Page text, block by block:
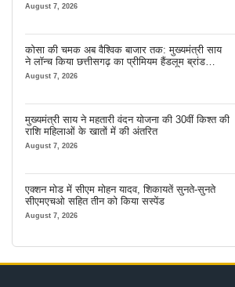
August 7, 2026
कोसा की चमक अब वैश्विक बाजार तक: मुख्यमंत्री साय
ने लॉन्च किया छत्तीसगढ़ का प्रीमियम हैंडलूम ब्रांड
‘कोशल फैब’
August 7, 2026
मुख्यमंत्री साय ने महतारी वंदन योजना की 30वीं किश्त की
राशि महिलाओं के खातों में की अंतरित
August 7, 2026
एक्शन मोड में सीएम मोहन यादव, शिकायतें सुनते-सुनते
सीएमएचओ सहित तीन को किया सस्पेंड
August 7, 2026